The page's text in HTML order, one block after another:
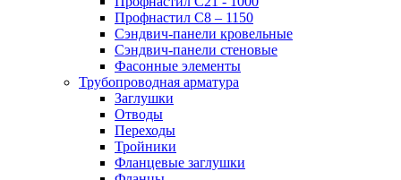
Профнастил С8 – 1150
Сэндвич-панели кровельные
Сэндвич-панели стеновые
Фасонные элементы
Трубопроводная арматура
Заглушки
Отводы
Переходы
Тройники
Фланцевые заглушки